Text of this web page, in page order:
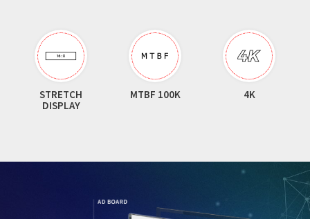
STRETCH
DISPLAY
MTBF 100K 4K